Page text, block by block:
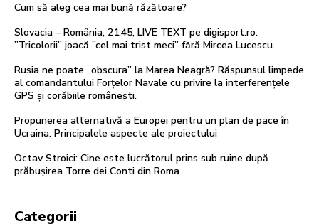
Cum să aleg cea mai bună răzătoare?
Slovacia – România, 21:45, LIVE TEXT pe digisport.ro.
”Tricolorii” joacă ”cel mai trist meci” fără Mircea Lucescu.
Rusia ne poate „obscura” la Marea Neagră? Răspunsul limpede
al comandantului Forțelor Navale cu privire la interferențele
GPS și corăbiile românești.
Propunerea alternativă a Europei pentru un plan de pace în
Ucraina: Principalele aspecte ale proiectului
Octav Stroici: Cine este lucrătorul prins sub ruine după
prăbușirea Torre dei Conti din Roma
Categorii